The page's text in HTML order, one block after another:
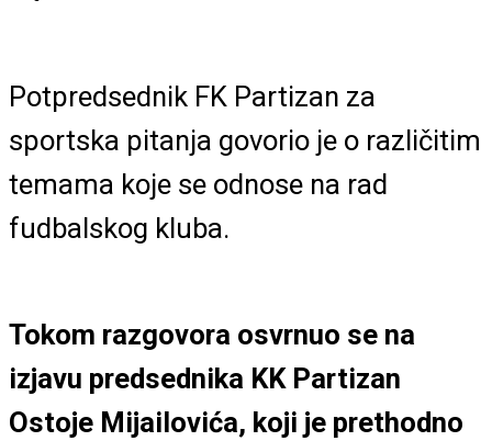
Potpredsednik FK Partizan za
sportska pitanja govorio je o različitim
temama koje se odnose na rad
fudbalskog kluba.
Tokom razgovora osvrnuo se na
izjavu predsednika KK Partizan
Ostoje Mijailovića, koji je prethodno